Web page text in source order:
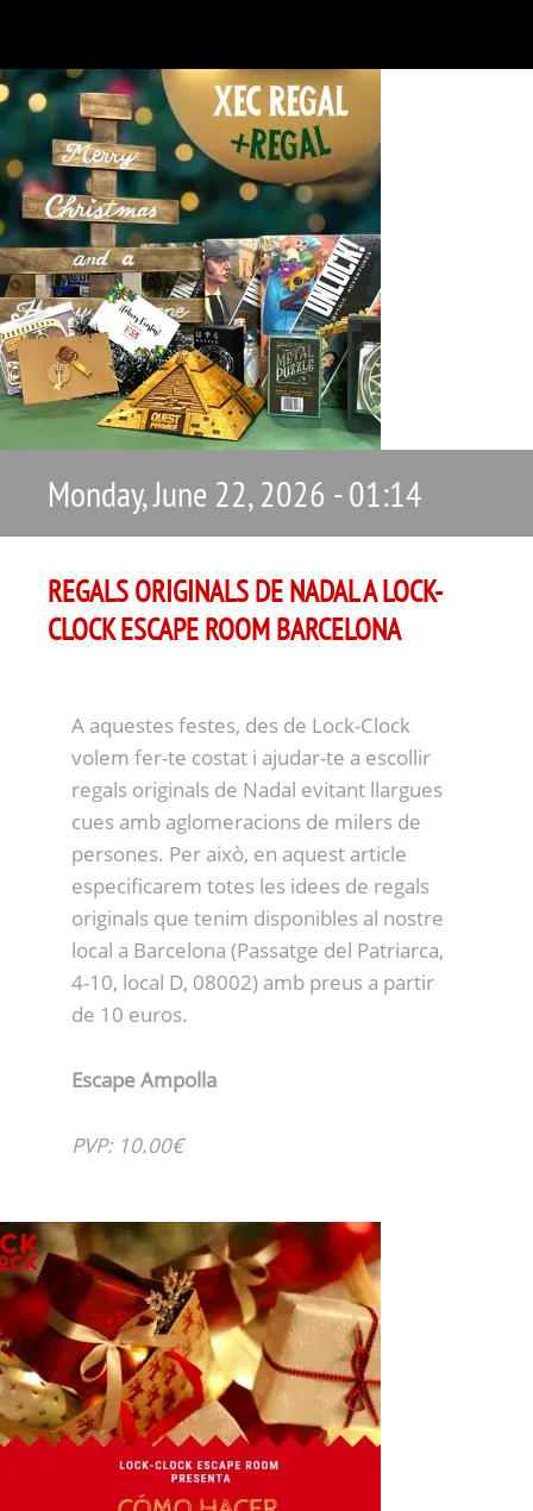
Monday, June 22, 2026 - 01:14
REGALS ORIGINALS DE NADAL A LOCK-
CLOCK ESCAPE ROOM BARCELONA
A aquestes festes, des de Lock-Clock
volem fer-te costat i ajudar-te a escollir
regals originals de Nadal evitant llargues
cues amb aglomeracions de milers de
persones. Per això, en aquest article
especificarem totes les idees de regals
originals que tenim disponibles al nostre
local a Barcelona (Passatge del Patriarca,
4-10, local D, 08002) amb preus a partir
de 10 euros.
Escape Ampolla
PVP: 10.00€